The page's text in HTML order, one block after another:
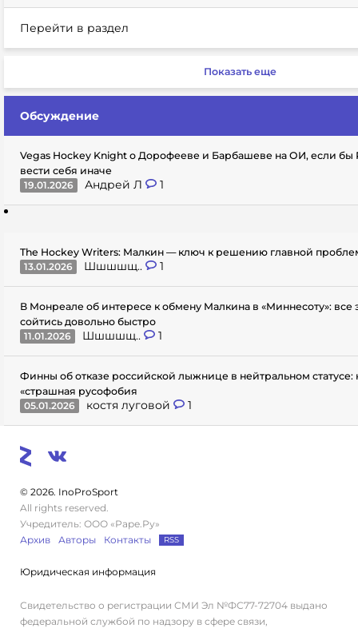
Перейти в раздел
Показать еще
Обсуждение
Vegas Hockey Knight о Дорофееве и Барбашеве на ОИ, если бы
вести себя иначе
19.01.2026
Андрей Л 1
The Hockey Writers: Малкин — ключ к решению главной
13.01.2026
Шшшшщ.. 1
В Монреале об интересе к обмену Малкина в «Миннесоту»: все
сойтись довольно быстро
11.01.2026
Шшшшщ.. 1
Финны об отказе российской лыжнице в нейтральном статусе:
«страшная русофобия
05.01.2026
костя луговой 1
© 2026. InoProSport
All rights reserved.
Учредитель: ООО «Раре.Ру»
Архив
Авторы Контакты RSS
Юридическая информация
Свидетельство о регистрации СМИ Эл №ФС77-72704 выдано
федеральной службой по надзору в сфере связи,